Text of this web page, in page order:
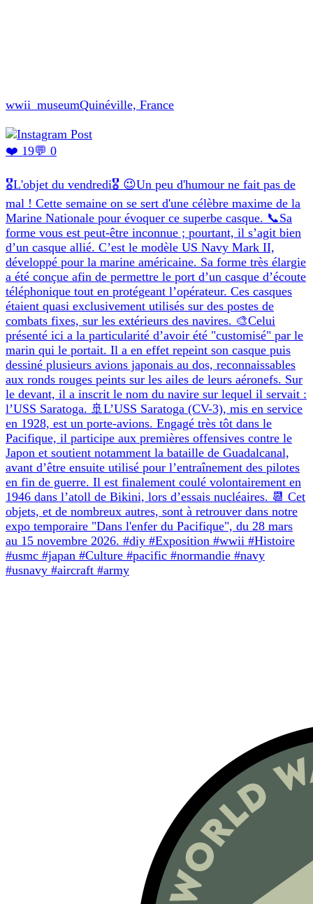
wwii_museumQuinéville, France
❤️ 19💬 0
🎖L'objet du vendredi🎖 😉Un peu d'humour ne fait pas de
mal ! Cette semaine on se sert d'une célèbre maxime de la
Marine Nationale pour évoquer ce superbe casque. 📞Sa
forme vous est peut-être inconnue ; pourtant, il s’agit bien
d’un casque allié. C’est le modèle US Navy Mark II,
développé pour la marine américaine. Sa forme très élargie
a été conçue afin de permettre le port d’un casque d’écoute
téléphonique tout en protégeant l’opérateur. Ces casques
étaient quasi exclusivement utilisés sur des postes de
combats fixes, sur les extérieurs des navires. 🎨Celui
présenté ici a la particularité d’avoir été "customisé" par le
marin qui le portait. Il a en effet repeint son casque puis
dessiné plusieurs avions japonais au dos, reconnaissables
aux ronds rouges peints sur les ailes de leurs aéronefs. Sur
le devant, il a inscrit le nom du navire sur lequel il servait :
l’USS Saratoga. 🚢L’USS Saratoga (CV-3), mis en service
en 1928, est un porte-avions. Engagé très tôt dans le
Pacifique, il participe aux premières offensives contre le
Japon et soutient notamment la bataille de Guadalcanal,
avant d’être ensuite utilisé pour l’entraînement des pilotes
en fin de guerre. Il est finalement coulé volontairement en
1946 dans l’atoll de Bikini, lors d’essais nucléaires. 📆 Cet
objets, et de nombreux autres, sont à retrouver dans notre
expo temporaire "Dans l'enfer du Pacifique", du 28 mars
au 15 novembre 2026. #diy #Exposition #wwii #Histoire
#usmc #japan #Culture #pacific #normandie #navy
#usnavy #aircraft #army